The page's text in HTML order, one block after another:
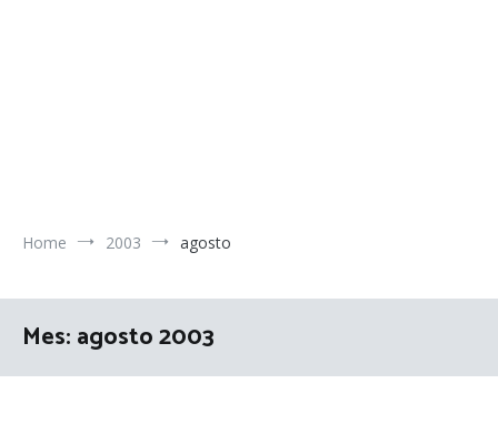
Home 2003 agosto
Mes:agosto 2003